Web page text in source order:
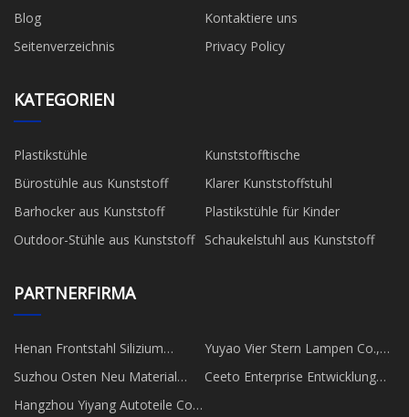
Blog
Kontaktiere uns
Seitenverzeichnis
Privacy Policy
KATEGORIEN
Plastikstühle
Kunststofftische
Bürostühle aus Kunststoff
Klarer Kunststoffstuhl
Barhocker aus Kunststoff
Plastikstühle für Kinder
Outdoor-Stühle aus Kunststoff
Schaukelstuhl aus Kunststoff
PARTNERFIRMA
Henan Frontstahl Silizium
Industrie Co., GmbH.
Yuyao Vier Stern Lampen Co.,
Ltd.
Suzhou Osten Neu Material
Technologie Co., Ltd.
Ceeto Enterprise Entwicklung
Hangzhou Yiyang Autoteile Co.,